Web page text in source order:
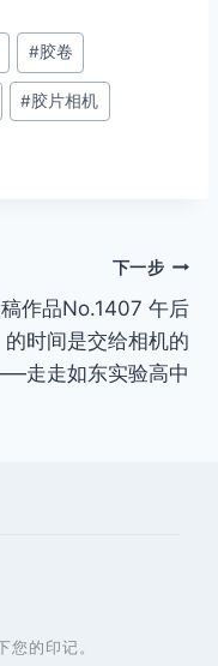
#胶卷
#胶片相机
下一步
作品No.1407 午后
的时间是交给相机的
走走如东实验高中
您的印记。